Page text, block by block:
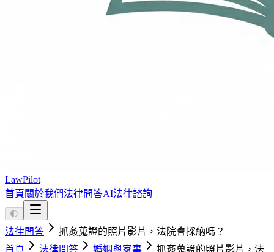
LawPilot
首頁 關於我們法律問答AI法律諮詢
🌓
法律問答
抓姦蒐證的照片影片，法院會採納嗎？
首頁
法律問答 婚姻與家事
抓姦蒐證的照片影片，法